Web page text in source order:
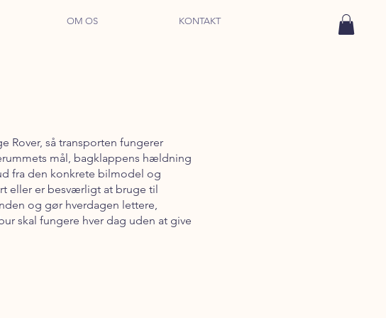
OM OS KONTAKT
Rover, så transporten fungerer
mål, bagklappens hældning
fra den konkrete bilmodel og
eller er besværligt at bruge til
og gør hverdagen lettere,
skal fungere hver dag uden at give